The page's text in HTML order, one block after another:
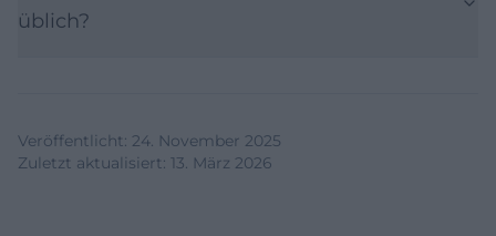
üblich?
Veröffentlicht: 24. November 2025
Zuletzt aktualisiert: 13. März 2026